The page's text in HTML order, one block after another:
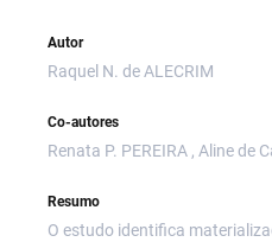
Autor
Raquel N. de ALECRIM
Co-autores
Renata P. PEREIRA , Aline de
Resumo
O estudo identifica